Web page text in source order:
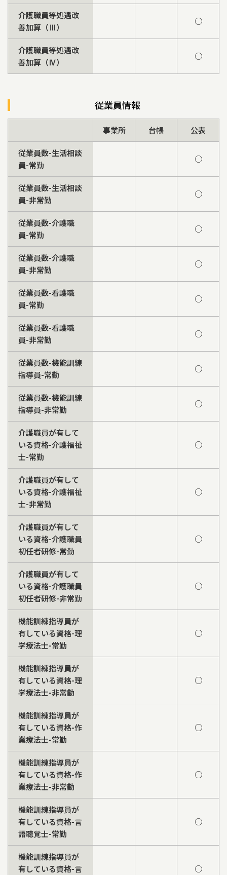
介護職員等処遇改
善加算（Ⅲ）
○
介護職員等処遇改
善加算（Ⅳ）
○
従業員情報
事業所 台帳 公表
従業員数-生活相談
員-常勤
○
従業員数-生活相談
員-非常勤
○
従業員数-介護職
員-常勤
○
従業員数-介護職
員-非常勤
○
従業員数-看護職
員-常勤
○
従業員数-看護職
員-非常勤
○
従業員数-機能訓練
指導員-常勤
○
従業員数-機能訓練
指導員-非常勤
○
介護職員が有して
いる資格-介護福祉
士-常勤
○
介護職員が有して
いる資格-介護福祉
士-非常勤
○
介護職員が有して
いる資格-介護職員
初任者研修-常勤
○
介護職員が有して
いる資格-介護職員
初任者研修-非常勤
○
機能訓練指導員が
有している資格-理
学療法士-常勤
○
機能訓練指導員が
有している資格-理
学療法士-非常勤
○
機能訓練指導員が
有している資格-作
業療法士-常勤
○
機能訓練指導員が
有している資格-作
業療法士-非常勤
○
機能訓練指導員が
有している資格-言
語聴覚士-常勤
○
機能訓練指導員が
有している資格-言
○